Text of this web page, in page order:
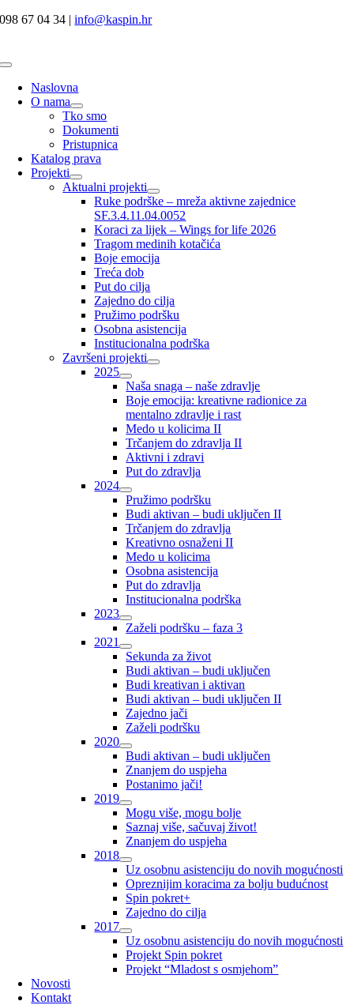
Skip
098 67 04 34 |info@kaspin.hr
Toggle
NavigationNaslovna
O nama
Tko smo
Dokumenti
Pristupnica
Katalog prava
Projekti
Aktualni projekti
Ruke podrške – mreža aktivne zajednice
SF.3.4.11.04.0052
Koraci za lijek – Wings for life 2026
Tragom medinih kotačića
Boje emocija
Treća dob
Put do cilja
Zajedno do cilja
Pružimo podršku
Osobna asistencija
Institucionalna podrška
Završeni projekti
2025
Naša snaga – naše zdravlje
Boje emocija: kreativne radionice za
mentalno zdravlje i rast
Medo u kolicima II
Trčanjem do zdravlja II
Aktivni i zdravi
Put do zdravlja
2024
Pružimo podršku
Budi aktivan – budi uključen II
Trčanjem do zdravlja
Kreativno osnaženi II
Medo u kolicima
Osobna asistencija
Put do zdravlja
Institucionalna podrška
2023
Zaželi podršku – faza 3
2021
Sekunda za život
Budi aktivan – budi uključen
Budi kreativan i aktivan
Budi aktivan – budi uključen II
Zajedno jači
Zaželi podršku
2020
Budi aktivan – budi uključen
Znanjem do uspjeha
Postanimo jači!
2019
Mogu više, mogu bolje
Saznaj više, sačuvaj život!
Znanjem do uspjeha
2018
Uz osobnu asistenciju do novih mogućnosti
Opreznijim koracima za bolju budućnost
Spin pokret+
Zajedno do cilja
2017
Uz osobnu asistenciju do novih mogućnosti
Projekt Spin pokret
Projekt “Mladost s osmjehom”
Novosti
Kontakt